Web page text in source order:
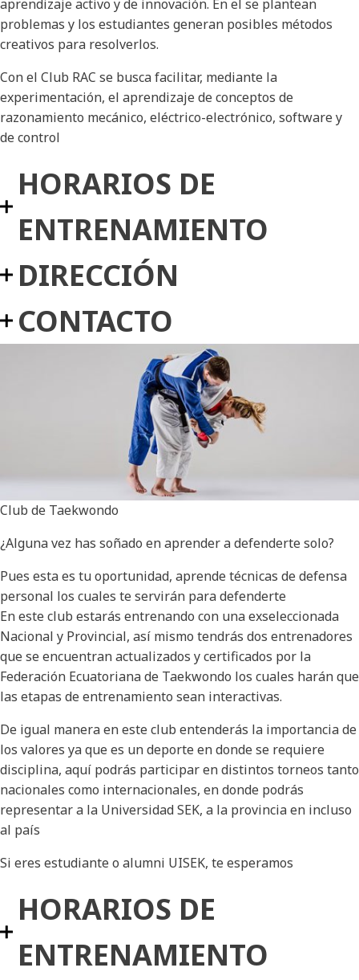
aprendizaje activo y de innovación. En el se plantean
problemas y los estudiantes generan posibles métodos
creativos para resolverlos.
Con el Club RAC se busca facilitar, mediante la
experimentación, el aprendizaje de conceptos de
razonamiento mecánico, eléctrico-electrónico, software y
de control
HORARIOS DE
ENTRENAMIENTO
DIRECCIÓN
CONTACTO
Club de Taekwondo
¿Alguna vez has soñado en aprender a defenderte solo?
Pues esta es tu oportunidad, aprende técnicas de defensa
personal los cuales te servirán para defenderte
En este club estarás entrenando con una exseleccionada
Nacional y Provincial, así mismo tendrás dos entrenadores
que se encuentran actualizados y certificados por la
Federación Ecuatoriana de Taekwondo los cuales harán que
las etapas de entrenamiento sean interactivas.
De igual manera en este club entenderás la importancia de
los valores ya que es un deporte en donde se requiere
disciplina, aquí podrás participar en distintos torneos tanto
nacionales como internacionales, en donde podrás
representar a la Universidad SEK, a la provincia en incluso
al país
Si eres estudiante o alumni UISEK, te esperamos
HORARIOS DE
ENTRENAMIENTO